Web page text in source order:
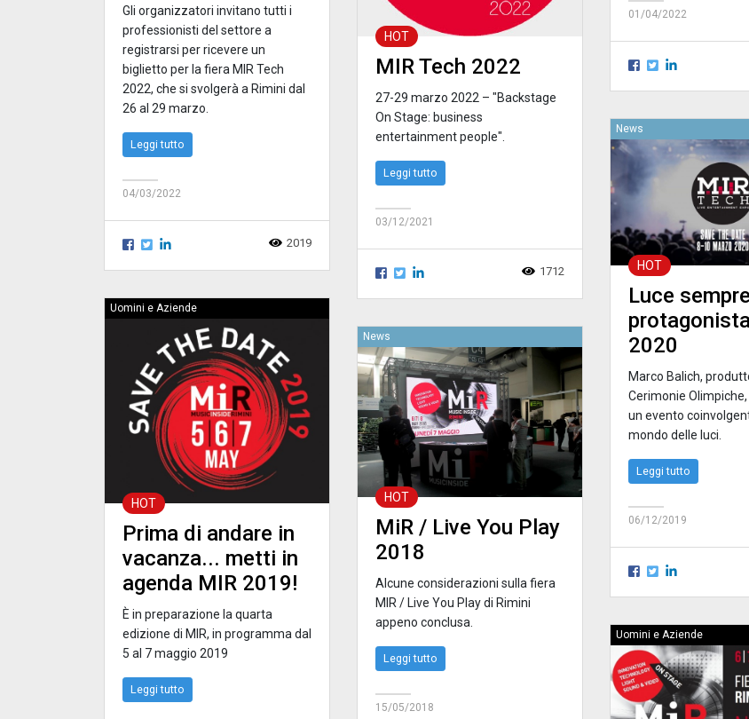
01/04/2022
Gli organizzatori invitano tutti i
professionisti del settore a
registrarsi per ricevere un
biglietto per la fiera MIR Tech
2022, che si svolgerà a Rimini dal
26 al 29 marzo.
Leggi tutto
04/03/2022
2019
HOT
MIR Tech 2022
27-29 marzo 2022 – "Backstage
On Stage: business
entertainment people".
Leggi tutto
03/12/2021
1712
News
HOT
Luce
2020
Marco Balich,
Cerimonie
un evento
mondo delle luci.
Leggi tutto
06/12/2019
Uomini e Aziende
HOT
Prima di andare in
vacanza... metti in
agenda MIR 2019!
È in preparazione la quarta
edizione di MIR, in programma dal
5 al 7 maggio 2019
Leggi tutto
News
HOT
MiR / Live You Play
2018
Alcune considerazioni sulla fiera
MIR / Live You Play di Rimini
appeno conclusa.
Leggi tutto
15/05/2018
Uomini e Aziende